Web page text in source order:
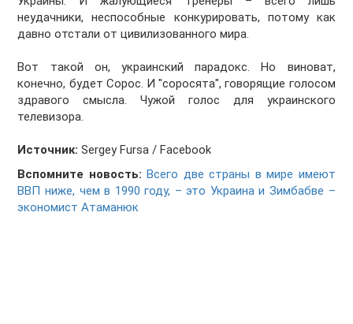
неудачники, неспособные конкурировать, потому как
давно отстали от цивилизованного мира.
Вот такой он, украинский парадокс. Но виноват,
конечно, будет Сорос. И "соросята", говорящие голосом
здравого смысла. Чужой голос для украинского
телевизора.
Источник: Sergey Fursa / Facebook
Вспомните новость: Всего две страны в мире имеют
ВВП ниже, чем в 1990 году, – это Украина и Зимбабве –
экономист Атаманюк